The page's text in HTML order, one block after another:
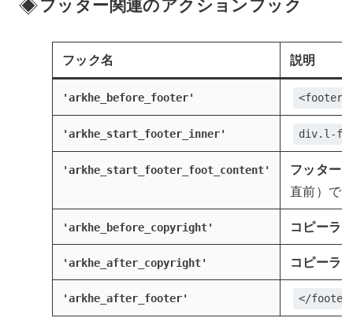
フック名 説明
'arkhe_before_footer' <footer>
'arkhe_start_footer_inner' div.l-
'arkhe_start_footer_foot_content'
フッター
直前）で
'arkhe_before_copyright' コピーラ
'arkhe_after_copyright' コピーラ
'arkhe_after_footer' </